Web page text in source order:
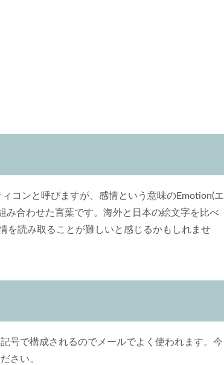
コンと呼びますが、感情という意味のEmotion(エ
み合わせた言葉です。海外と日本の絵文字を比べ
を読み取ることが難しいと感じるかもしれませ
号で構成されるのでメールでよく使われます。今
さい。